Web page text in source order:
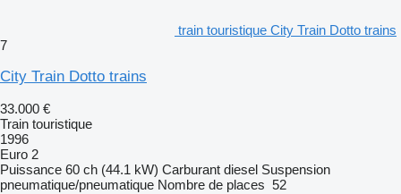
train touristique City Train Dotto trains
7
City Train Dotto trains
33.000 €
Train touristique
1996
Euro 2
Puissance 60 ch (44.1 kW) Carburant diesel Suspension
pneumatique/pneumatique Nombre de places 52